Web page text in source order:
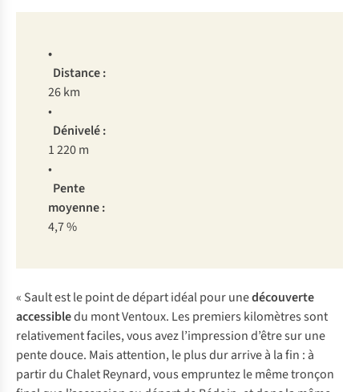
•
Distance :
26 km
•
Dénivelé :
1 220 m
•
Pente
moyenne :
4,7 %
« Sault est le point de départ idéal pour unedécouverte
accessibledu mont Ventoux. Les premiers kilomètres sont
relativement faciles, vous avez l’impression d’être sur une
pente douce. Mais attention, le plus dur arrive à la fin : à
partir du Chalet Reynard, vous empruntez le même tronçon